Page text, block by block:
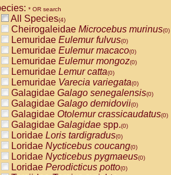
CebidaeCebus capucinus
CebidaeCebus nigrivittatus
CebidaeCebus spp.(0)
CebidaeSaimiri boliviensis(0)
CebidaeSaimiri sciureus(0)
AtelidaeAlouatta caraya(0)
AtelidaeAlouatta fusca(0)
AtelidaeAlouatta seniculus(0)
AtelidaeAlouattaspp.(0)
AtelidaeAteles belzebuth(0)
AtelidaeAteles geoffroyi(0)
AtelidaeAteles paniscus(0)
AtelidaeAtelesspp.(0)
AtelidaeLagothrix lagothricha(0)
AtelidaeLagothrix lagothricha cana
PitheciidaeCacajao calvus
* OR search
All Species(4)
Cheirogaleidae Microcebus murinus(0)
Lemuridae Eulemur fulvus(0)
Lemuridae Eulemur macaco(0)
Lemuridae Eulemur mongoz(0)
Lemuridae Lemur catta(0)
Lemuridae Varecia variegata(0)
Galagidae Galago senegalensis(0)
Galagidae Galago demidovii(0)
Galagidae Otolemur crassicaudatus(0)
Galagidae Galagidae spp.(0)
Loridae Loris tardigradus(0)
Loridae Nycticebus coucang(0)
Loridae Nycticebus pygmaeus(0)
Loridae Perodicticus potto(0)